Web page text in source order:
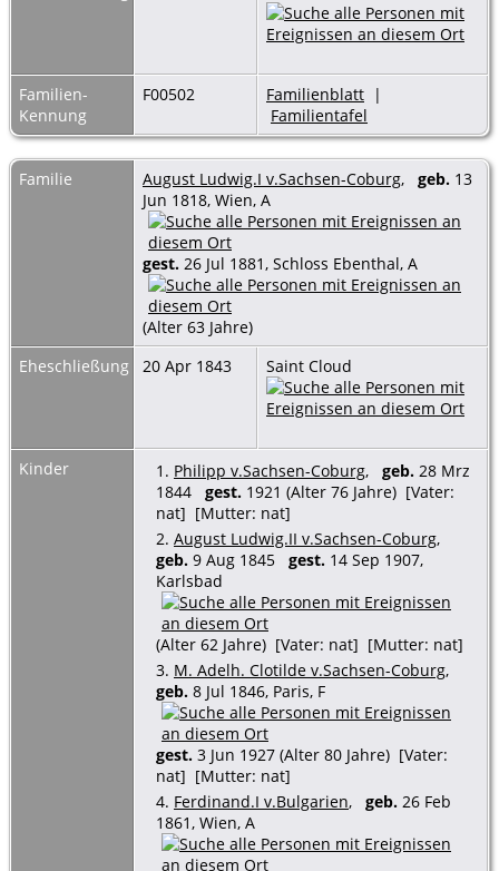
Familien-
Kennung
F00502 Familienblatt |
Familientafel
Familie August Ludwig.I v.Sachsen-Coburg, geb. 13
Jun 1818, Wien, A
gest. 26 Jul 1881, Schloss Ebenthal, A
(Alter 63 Jahre)
Eheschließung
20 Apr 1843 Saint Cloud
Kinder 1. Philipp v.Sachsen-Coburg, geb. 28 Mrz
1844 gest. 1921 (Alter 76 Jahre) [Vater:
nat] [Mutter: nat]
2. August Ludwig.II v.Sachsen-Coburg,
geb. 9 Aug 1845 gest. 14 Sep 1907,
Karlsbad
(Alter 62 Jahre) [Vater: nat] [Mutter: nat]
3. M. Adelh. Clotilde v.Sachsen-Coburg,
geb. 8 Jul 1846, Paris, F
gest. 3 Jun 1927 (Alter 80 Jahre) [Vater:
nat] [Mutter: nat]
4. Ferdinand.I v.Bulgarien, geb. 26 Feb
1861, Wien, A